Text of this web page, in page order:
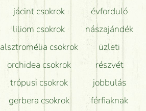
jácint csokrok
liliom csokrok
alsztromélia csokrok
orchidea csokrok
trópusi csokrok
gerbera csokrok
évforduló
nászajándék
üzleti
részvét
jobbulás
férfiaknak